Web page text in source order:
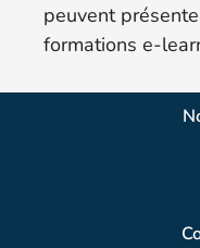
peuvent
formations e-